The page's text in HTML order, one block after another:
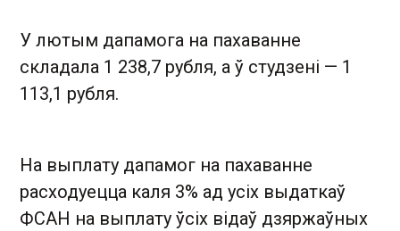
У лютым дапамога на пахаванне
складала 1 238,7 рубля, а ў студзені — 1
113,1 рубля.
На выплату дапамог на пахаванне
расходуецца каля 3% ад усіх выдаткаў
ФСАН на выплату ўсіх відаў дзяржаўных